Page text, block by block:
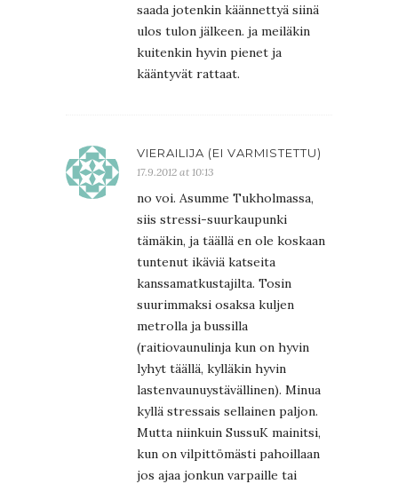
saada jotenkin käännettyä siinä
ulos tulon jälkeen. ja meiläkin
kuitenkin hyvin pienet ja
kääntyvät rattaat.
VIERAILIJA (EI VARMISTETTU)
17.9.2012 at 10:13
no voi. Asumme Tukholmassa,
siis stressi-suurkaupunki
tämäkin, ja täällä en ole koskaan
tuntenut ikäviä katseita
kanssamatkustajilta. Tosin
suurimmaksi osaksa kuljen
metrolla ja bussilla
(raitiovaunulinja kun on hyvin
lyhyt täällä, kylläkin hyvin
lastenvaunuystävällinen). Minua
kyllä stressais sellainen paljon.
Mutta niinkuin SussuK mainitsi,
kun on vilpittömästi pahoillaan
jos ajaa jonkun varpaille tai